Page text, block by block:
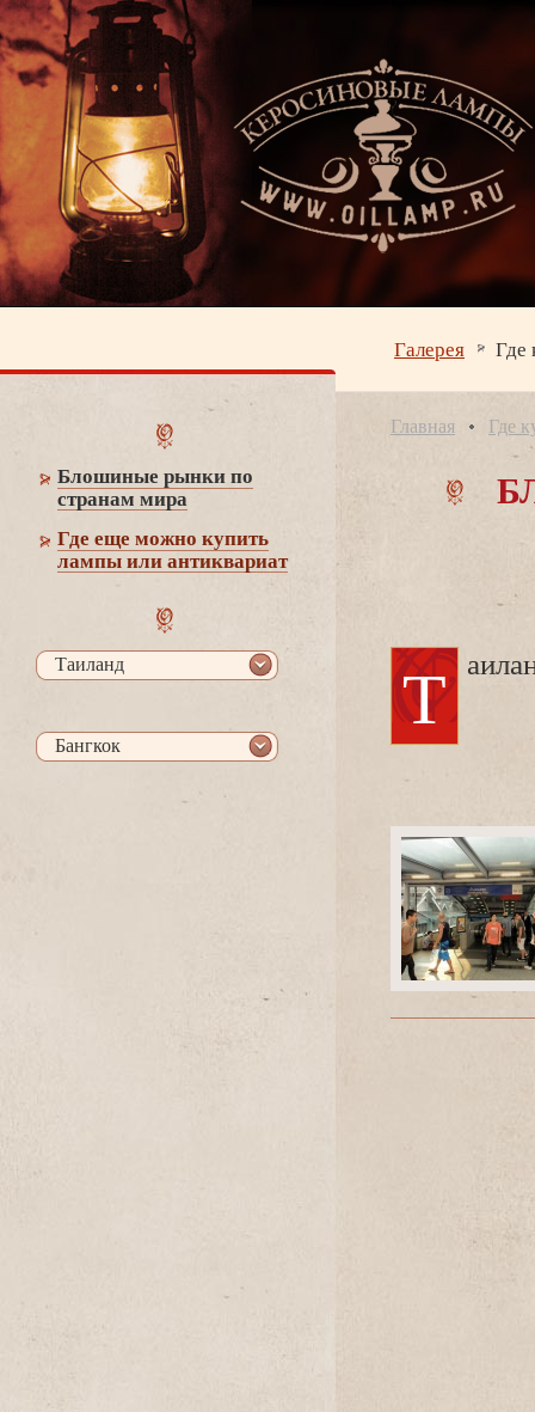
Галерея Где
Блошиные рынки по
странам мира
Где еще можно купить
лампы или антиквариат
Таиланд
Бангкок
Главная Где